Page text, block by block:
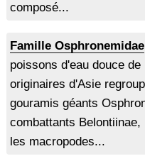
composé...
Famille Osphronemidae
poissons d'eau douce
originaires d'Asie
gouramis géants
combattants
les macropodes...